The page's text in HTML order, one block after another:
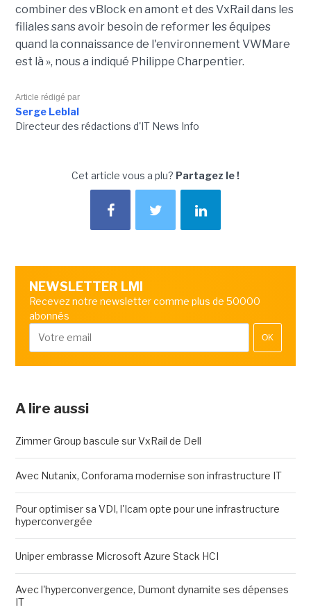
combiner des vBlock en amont et des VxRail dans les
filiales sans avoir besoin de reformer les équipes
quand la connaissance de l'environnement VWMare
est là », nous a indiqué Philippe Charpentier.
Article rédigé par
Serge Leblal
Directeur des rédactions d'IT News Info
Cet article vous a plu? Partagez le !
NEWSLETTER LMI
Recevez notre newsletter comme plus de 50000
abonnés
OK
A lire aussi
Zimmer Group bascule sur VxRail de Dell
Avec Nutanix, Conforama modernise son infrastructure IT
Pour optimiser sa VDI, l'Icam opte pour une infrastructure
hyperconvergée
Uniper embrasse Microsoft Azure Stack HCI
Avec l'hyperconvergence, Dumont dynamite ses dépenses
IT